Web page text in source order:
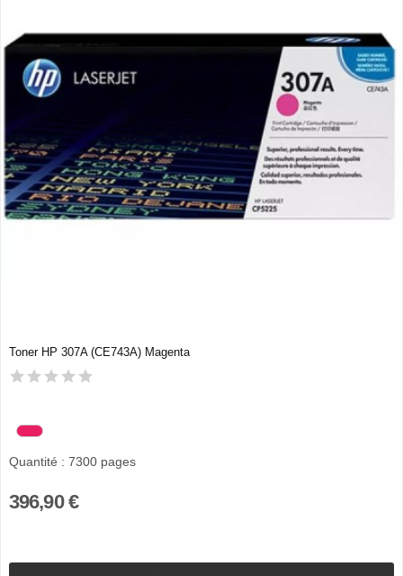
Toner HP 307A (CE743A) Magenta
Quantité : 7300 pages
396,90 €